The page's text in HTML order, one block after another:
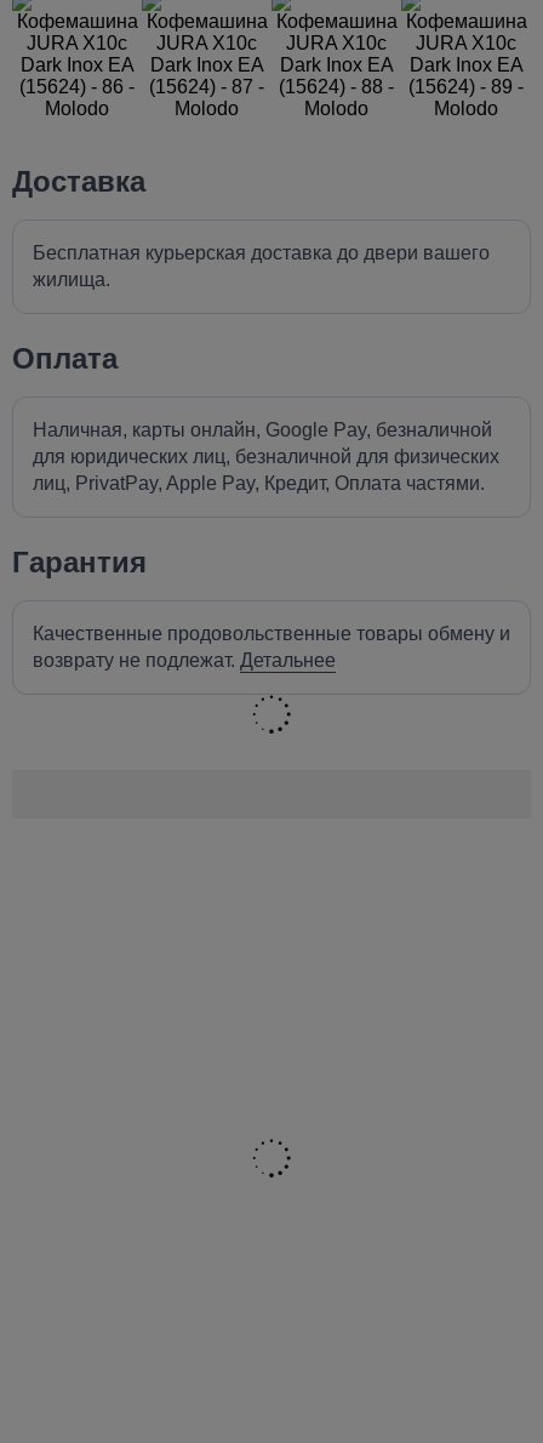
Доставка
Бесплатная курьерская доставка до двери вашего
жилища.
Оплата
Наличная, карты онлайн, Google Pay, безналичной
для юридических лиц, безналичной для физических
лиц, PrivatPay, Apple Pay, Кредит, Оплата частями.
Гарантия
Качественные продовольственные товары обмену и
возврату не подлежат. Детальнее